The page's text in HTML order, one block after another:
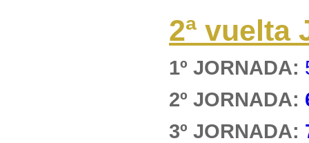
2ª vuelta
1º JORNADA:
2º JORNADA:
3º JORNADA: